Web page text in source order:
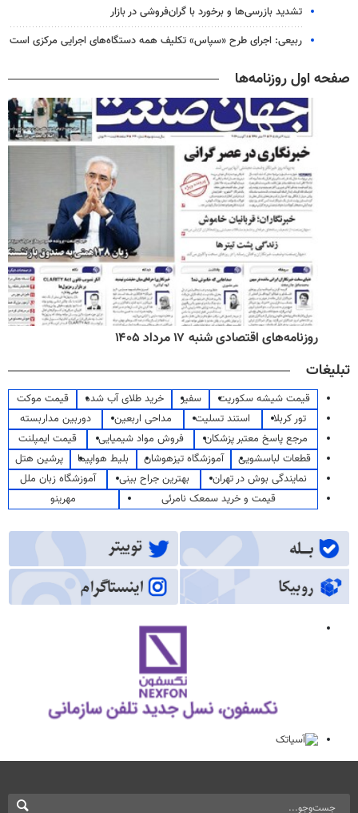
تشدید بازرسی‌ها و برخورد با گران‌فروشی در بازار
ربیعی: اجرای طرح «سپاس» تکلیف همه دستگاه‌های اجرایی مرکزی است
صفحه اول روزنامه‌ها
روزنامه‌های اقتصادی شنبه ۱۷ مرداد ۱۴۰۵
تبلیغات
قیمت شیشه سکوریت سفیر خرید طلای آب شده
قیمت موکت
تور کربلا
استند تسلیت مداحی اربعین
دوربین مداربسته
مرجع پاسخ معتبر پزشکان
فروش مواد شیمیایی
قیمت ایمپلنت
قطعات لباسشویی
آموزشگاه تیزهوشان بلیط هواپیما
پرشین هتل
نمایندگی بوش در تهران
بهترین جراح بینی
آموزشگاه زبان ملل
قیمت و خرید سمعک نامرئی
مهرینو